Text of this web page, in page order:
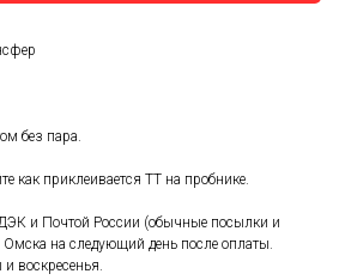
без пара.
как приклеивается ТТ на пробнике.
и Почтой России (обычные посылки и
на следующий день после оплаты.
воскресенья.